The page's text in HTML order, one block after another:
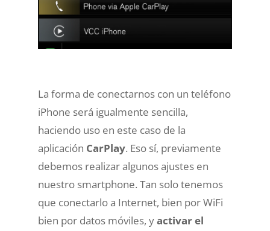
La forma de conectarnos con un teléfono
iPhone será igualmente sencilla,
haciendo uso en este caso de la
aplicación CarPlay. Eso sí, previamente
debemos realizar algunos ajustes en
nuestro smartphone. Tan solo tenemos
que conectarlo a Internet, bien por WiFi
bien por datos móviles, yactivar el